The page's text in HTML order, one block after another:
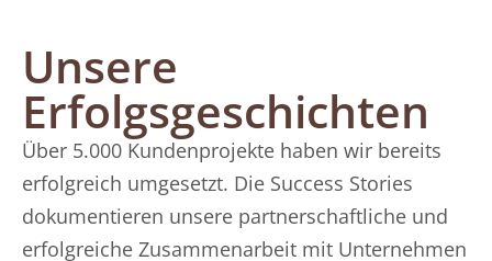
Unsere
Erfolgsgeschichten
Über 5.000 Kundenprojekte haben wir bereits
erfolgreich umgesetzt. Die Success Stories
dokumentieren unsere partnerschaftliche und
erfolgreiche Zusammenarbeit mit Unternehmen